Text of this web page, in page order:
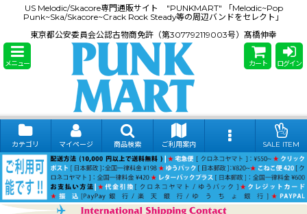
US Melodic/Skacore専門通販サイト "PUNKMART" 「Melodic~Pop
Punk~Ska/Skacore~Crack Rock Steady等の周辺バンドをセレクト」
東京都公安委員会公認古物商免許（第307792119003号）髙橋伸幸
メニュー カート ログイン
カテゴリ マイページ 商品検索 ご利用案内 SALE ITEM